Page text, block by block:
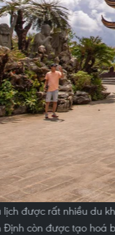
được rất nhiều du
còn được tạo hoá